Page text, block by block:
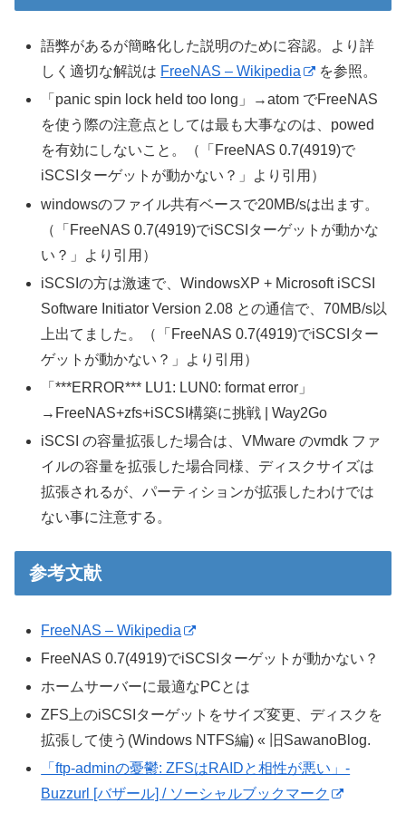
語弊があるが簡略化した説明のために容認。より詳
しく適切な解説は FreeNAS – Wikipedia
を参照。
「panic spin lock held too long」→atom でFreeNAS
を使う際の注意点としては最も大事なのは、powed
を有効にしないこと。（「FreeNAS 0.7(4919)で
iSCSIターゲットが動かない？」より引用）
windowsのファイル共有ベースで20MB/sは出ます。
（「FreeNAS 0.7(4919)でiSCSIターゲットが動かな
い？」より引用）
iSCSIの方は激速で、WindowsXP + Microsoft iSCSI
Software Initiator Version 2.08 との通信で、70MB/s以
上出てました。（「FreeNAS 0.7(4919)でiSCSIター
ゲットが動かない？」より引用）
「***ERROR*** LU1: LUN0: format error」
→FreeNAS+zfs+iSCSI構築に挑戦 | Way2Go
iSCSI の容量拡張した場合は、VMware のvmdk ファ
イルの容量を拡張した場合同様、ディスクサイズは
拡張されるが、パーティションが拡張したわけでは
ない事に注意する。
参考文献
FreeNAS – Wikipedia
FreeNAS 0.7(4919)でiSCSIターゲットが動かない？
ホームサーバーに最適なPCとは
ZFS上のiSCSIターゲットをサイズ変更、ディスクを
拡張して使う(Windows NTFS編) « 旧SawanoBlog.
「ftp-adminの憂鬱: ZFSはRAIDと相性が悪い」-
Buzzurl [バザール] / ソーシャルブックマーク